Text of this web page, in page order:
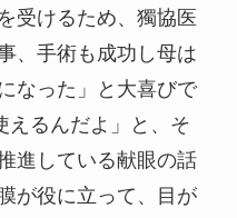
受けるため、獨協医
、手術も成功し母は
なった」と大喜びで
えるんだよ」と、そ
進している献眼の話
が役に立って、目が